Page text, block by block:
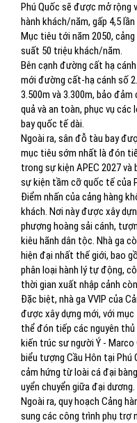
Phú Quốc sẽ được mở
hành khách/năm, gấp 4,5
Mục tiêu tới năm 2050,
suất 50 triệu khách/năm.
Bên cạnh đường cất hạ
mới đường cất-hạ cánh số
3.500m và 3.300m, bảo
quả và an toàn, phục vụ các
bay quốc tế dài.
Ngoài ra, sân đỗ tàu bay
mục tiêu sớm nhất là đón
trong sự kiện APEC 2027
sự kiện tầm cỡ quốc tế của
Điểm nhấn của cảng hàng
khách. Nơi này được xây
phượng hoàng sải cánh,
kiêu hãnh dân tộc. Nhà ga
hiện đại nhất thế giới, bao
phân loại hành lý tự động,
thời gian xuất nhập cảnh
Đặc biệt, nhà ga VVIP của
được xây dựng mới, với
thể đón tiếp các nguyên
kiến trúc sư người Ý -
biểu tượng Cầu Hôn tại Phú
cảm hứng từ loài cá đại
uyển chuyển giữa đại dương.
Ngoài ra, quy hoạch Cảng
sung các công trình phụ trợ